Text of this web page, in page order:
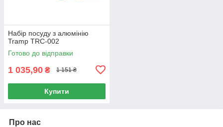
Набір посуду з алюмінію
Tramp TRC-002
Готово до відправки
1 035,90 ₴ 1 151 ₴
Купити
Про нас